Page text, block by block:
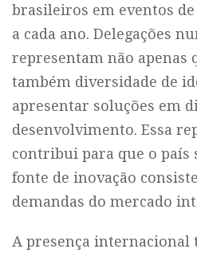
brasileiros em eventos
a cada ano. Delegações
representam não apenas
também diversidade de
apresentar soluções em
desenvolvimento. Essa
contribui para que o país
fonte de inovação
demandas do mercado
A presença internacional